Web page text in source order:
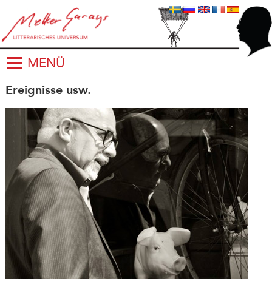
MENÜ
Ereignisse usw.